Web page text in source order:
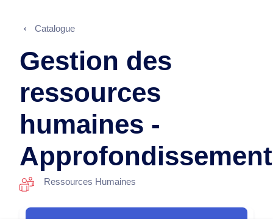
Catalogue
Gestion des
ressources
humaines -
Approfondissement
Ressources Humaines